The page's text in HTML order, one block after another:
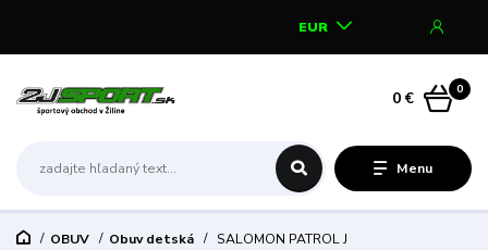
Menu
EUR
0
0 €
OBUV Obuv detská
SALOMON PATROL J